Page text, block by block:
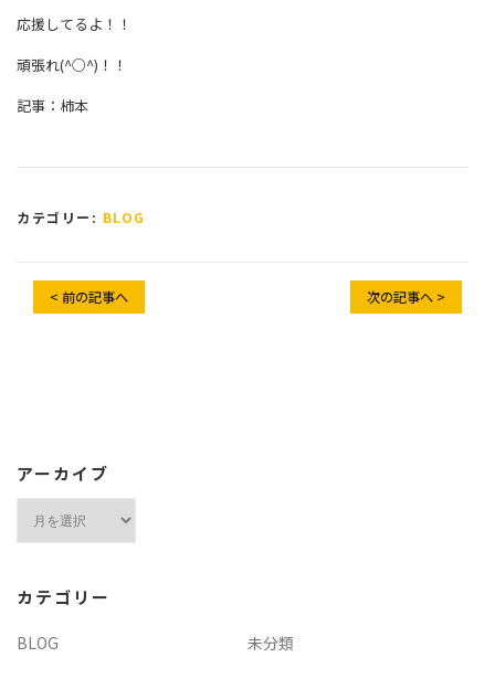
応援してるよ！！
頑張れ(^○^)！！
記事：柿本
カテゴリー: BLOG
< 前の記事へ 次の記事へ >
アーカイブ
ブ
カテゴリー
BLOG 未分類